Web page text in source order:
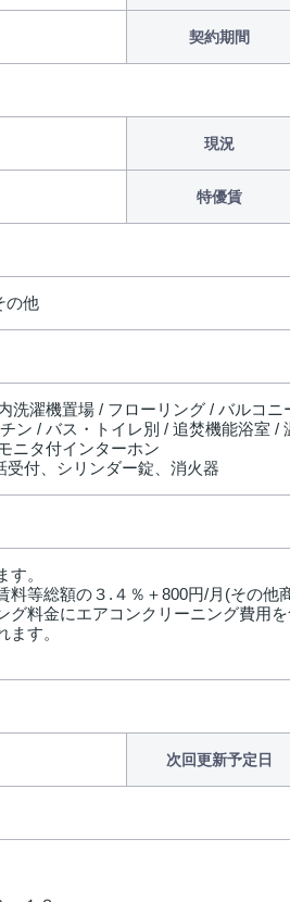
契約期間
現況
特優賃
の他
洗濯機置場 / フローリング / バルコ
ン / バス・トイレ別 / 追焚機能浴室 /
ニタ付インターホン
付、シリンダー錠、消火器
。
等総額の３.４％＋800円/月(その他
グ料金にエアコンクリーニング費用
す。
次回更新予定日